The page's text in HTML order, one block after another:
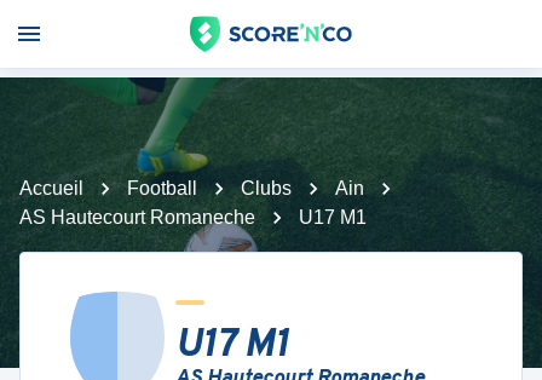
Accueil Football Clubs
Ain
AS Hautecourt Romaneche
U17 M1
U17 M1